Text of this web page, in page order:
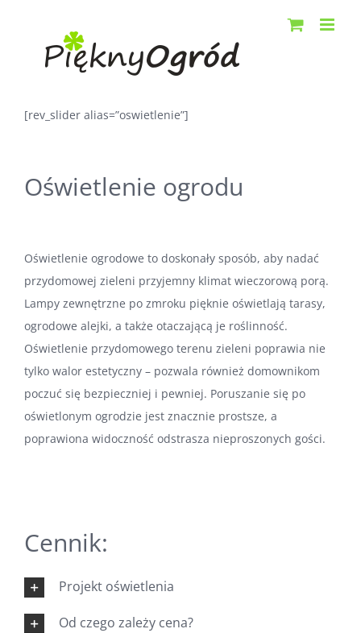
zawartości
[rev_slider alias=”oswietlenie”]
Oświetlenie ogrodu
Oświetlenie ogrodowe to doskonały sposób, aby nadać
przydomowej zieleni przyjemny klimat wieczorową porą.
Lampy zewnętrzne po zmroku pięknie oświetlają tarasy,
ogrodowe alejki, a także otaczającą je roślinność.
Oświetlenie przydomowego terenu zieleni poprawia nie
tylko walor estetyczny – pozwala również domownikom
poczuć się bezpieczniej i pewniej. Poruszanie się po
oświetlonym ogrodzie jest znacznie prostsze, a
poprawiona widoczność odstrasza nieproszonych gości.
Cennik:
Projekt oświetlenia
Od czego zależy cena?